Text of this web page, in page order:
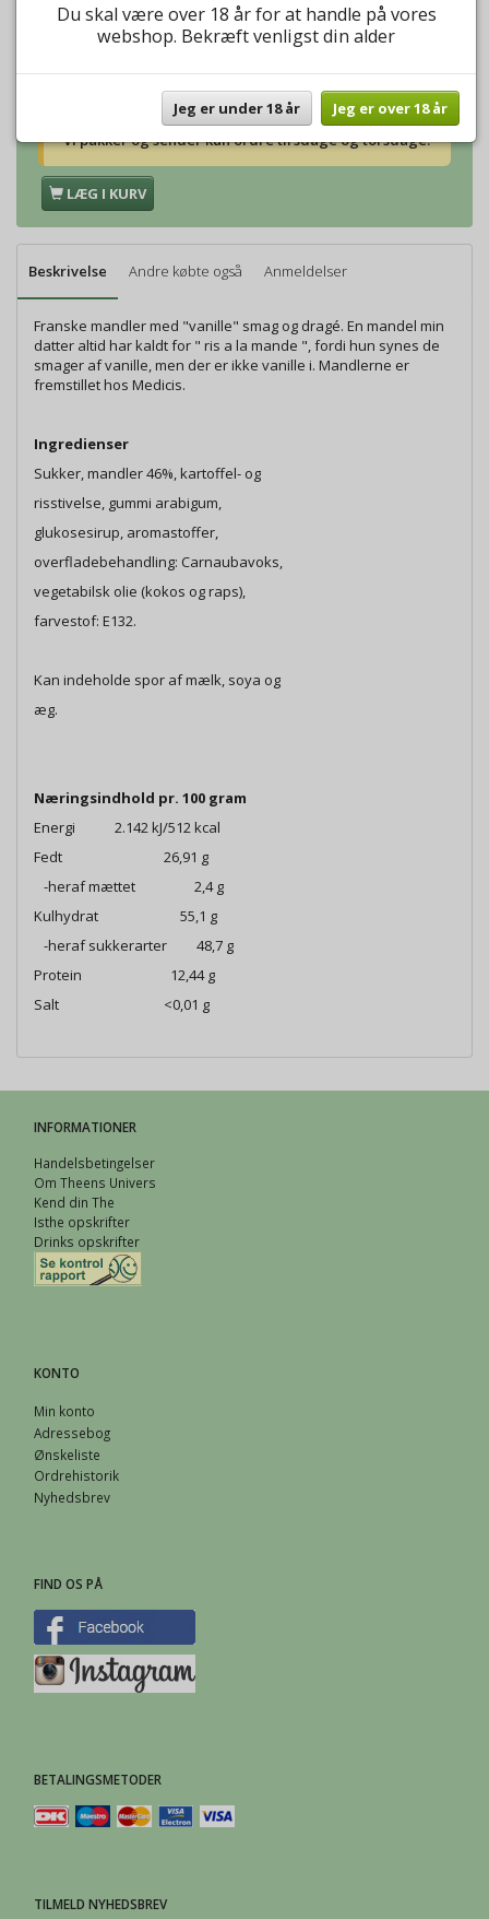
Vægt:100g
55,00 DKK
250g 130,00 DKK
Vi pakker og sender kun ordre tirsdage og torsdage.
LÆG I KURV
Beskrivelse Andre købte også Anmeldelser
Franske mandler med "vanille" smag og dragé. En mandel min
datter altid har kaldt for " ris a la mande ", fordi hun synes de
smager af vanille, men der er ikke vanille i. Mandlerne er
fremstillet hos Medicis.
Ingredienser
Sukker, mandler 46%, kartoffel- og
risstivelse, gummi arabigum,
glukosesirup, aromastoffer,
overfladebehandling: Carnaubavoks,
vegetabilsk olie (kokos og raps),
farvestof: E132.
Kan indeholde spor af mælk, soya og
æg.
Næringsindhold pr. 100 gram
Energi 2.142 kJ/512 kcal
Fedt 26,91 g
-heraf mættet 2,4 g
Kulhydrat 55,1 g
-heraf sukkerarter 48,7 g
Protein 12,44 g
Salt <0,01 g
INFORMATIONER
Handelsbetingelser
Om Theens Univers
Kend din The
Isthe opskrifter
Drinks opskrifter
KONTO
Min konto
Adressebog
Ønskeliste
Ordrehistorik
Nyhedsbrev
FIND OS PÅ
BETALINGSMETODER
TILMELD NYHEDSBREV
Du skal være over 18 år for at handle på vores
webshop. Bekræft venligst din alder
Jeg er under 18 år Jeg er over 18 år